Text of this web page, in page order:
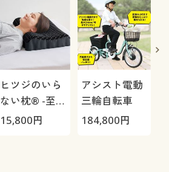
ヒツジのいら
ない枕® -至
極-
15,800円
アシスト電動
三輪自転車
184,800円